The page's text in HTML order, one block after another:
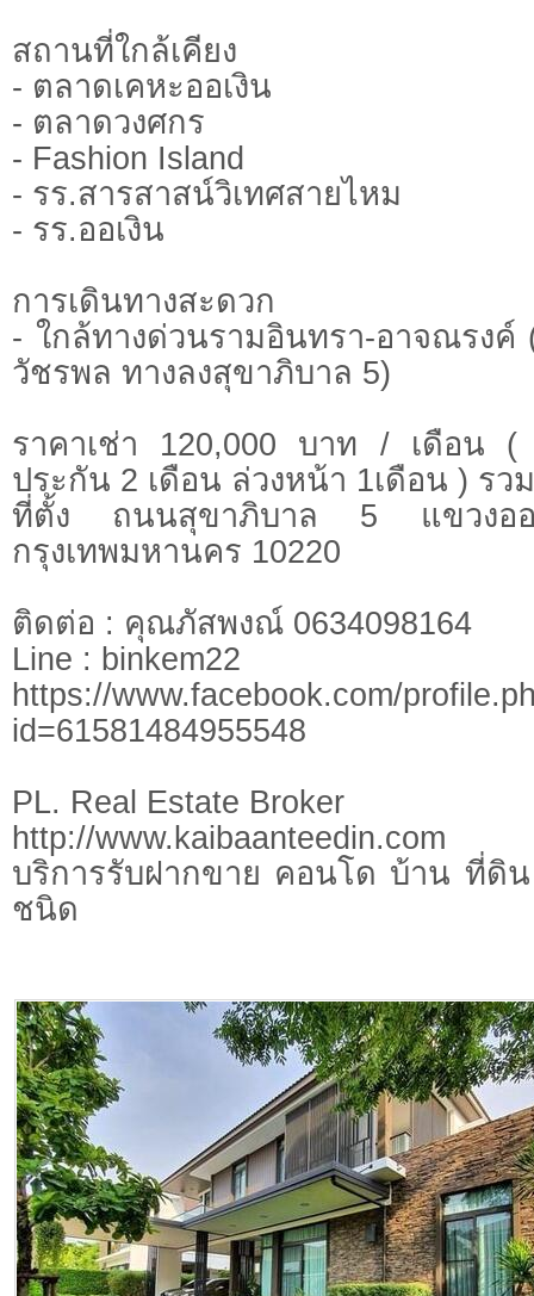
สถานที่ใกล้เคียง
- ตลาดเคหะออเงิน
- ตลาดวงศกร
- Fashion Island
- รร.สารสาสน์วิเทศสายไหม
- รร.ออเงิน
การเดินทางสะดวก
- ใกล้ทางด่วนรามอินทรา-อาจณรงค์
วัชรพล ทางลงสุขาภิบาล 5)
ราคาเช่า 120,000 บาท / เดือน
ประกัน 2 เดือน ล่วงหน้า 1เดือน ) รว
ที่ตั้ง ถนนสุขาภิบาล 5 แขวงออ
กรุงเทพมหานคร 10220
ติดต่อ : คุณภัสพงณ์ 0634098164
Line : binkem22
https://www.facebook.com/
id=61581484955548
PL. Real Estate Broker
http://www.kaibaanteedin.com
บริการรับฝากขาย คอนโด บ้าน ที่ดิ
ชนิด